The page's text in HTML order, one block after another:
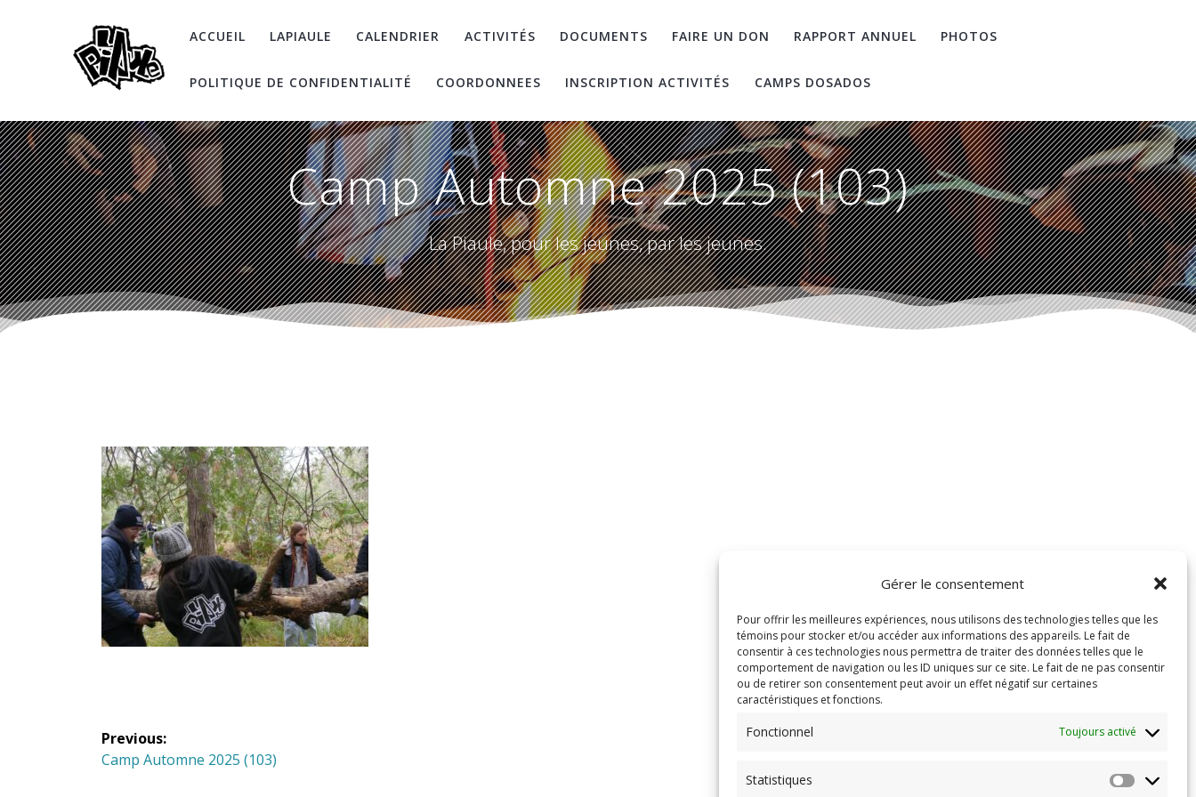
Gérer le consentement
Pour offrir les meilleures expériences, nous utilisons des technologies telles que les
témoins pour stocker et/ou accéder aux informations des appareils. Le fait de
consentir à ces technologies nous permettra de traiter des données telles que le
comportement de navigation ou les ID uniques sur ce site. Le fait de ne pas consentir
ou de retirer son consentement peut avoir un effet négatif sur certaines
caractéristiques et fonctions.
Fonctionnel Toujours activé
Statistiques
ACCUEIL LAPIAULE CALENDRIER ACTIVITÉS DOCUMENTS FAIRE UN DON RAPPORT ANNUEL PHOTOS
POLITIQUE DE CONFIDENTIALITÉ COORDONNEES INSCRIPTION ACTIVITÉS CAMPS DOSADOS
Camp Automne 2025 (103)
La Piaule, pour les jeunes, par les jeunes.
Navigation
de
Previous:
Previous
Camp Automne 2025 (103)